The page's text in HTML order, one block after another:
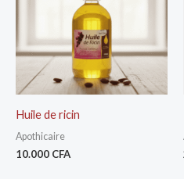
Huile de ricin
Apothicaire
10.000 CFA